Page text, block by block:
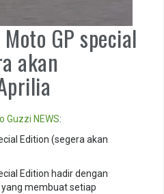
GP special
akan
Guzzi NEWS:
Edition (segera akan
Edition hadir dengan
membuat setiap